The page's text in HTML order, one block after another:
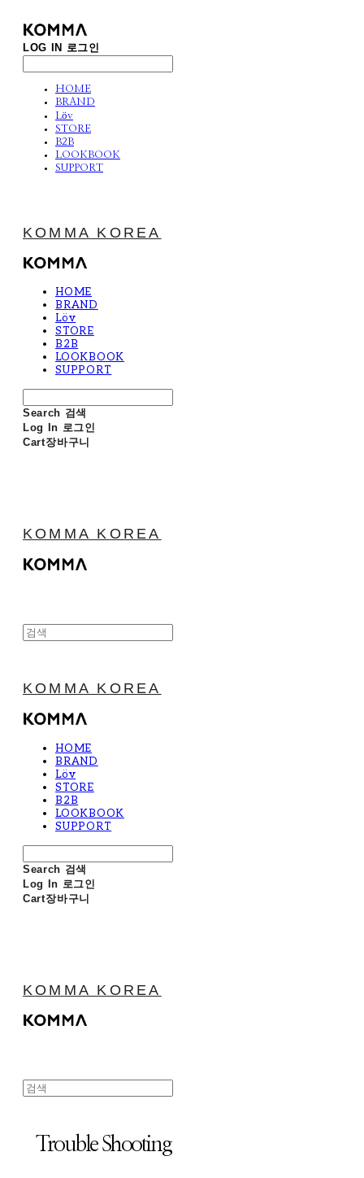
LOG IN 로그인
HOME
BRAND
Löv
STORE
B2B
LOOKBOOK
SUPPORT
KOMMA KOREA
HOME
BRAND
Löv
STORE
B2B
LOOKBOOK
SUPPORT
Search 검색
Log In 로그인
Cart장바구니
KOMMA KOREA
KOMMA KOREA
HOME
BRAND
Löv
STORE
B2B
LOOKBOOK
SUPPORT
Search 검색
Log In 로그인
Cart장바구니
KOMMA KOREA
Trouble Shooting